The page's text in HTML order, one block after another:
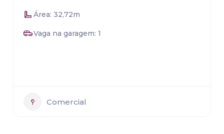
Área: 32,72m
Vaga na garagem: 1
Comercial